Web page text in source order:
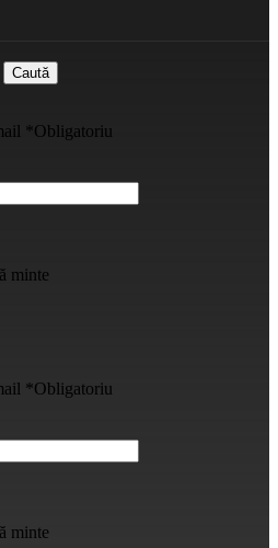
Caută
*Obligatoriu
minte
*Obligatoriu
minte